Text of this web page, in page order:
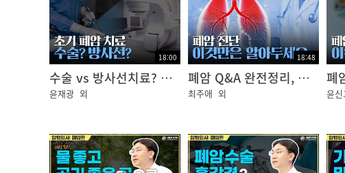
김형렬 교수 / 서울아산병원 흉부외과
18:00
수술 vs 방사선치료? 초기 폐암 환자의 상황별 치료법 정리!｜암행의사
윤재광 외
18:48
폐암 Q&A 완전정리, 진단 전 꼭 알아야 할 모든 것!｜암행의사
최주애 외 윤